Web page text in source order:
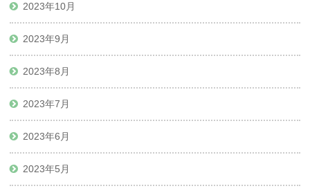
2023年10月
2023年9月
2023年8月
2023年7月
2023年6月
2023年5月